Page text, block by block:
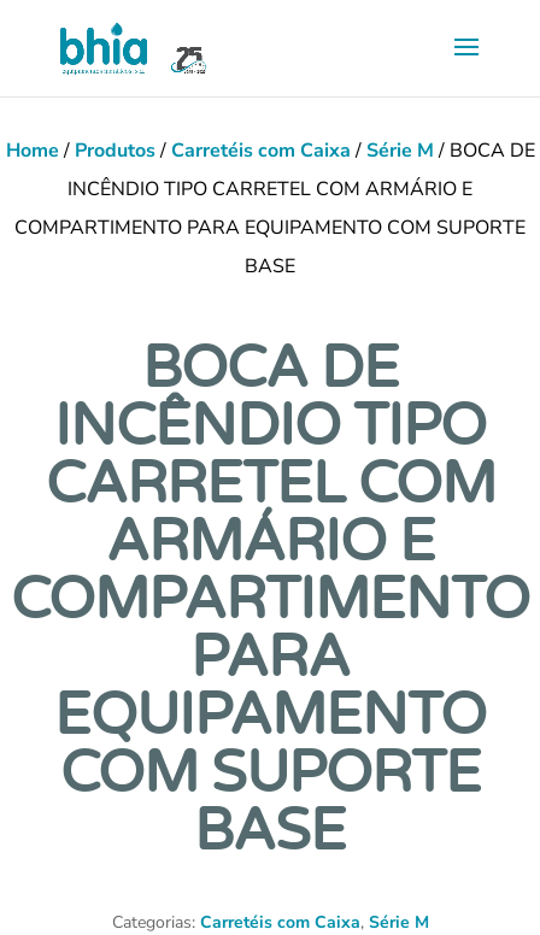
conteúdo
Home/ Produtos/Carretéis com Caixa/Série M/ BOCA DE
INCÊNDIO TIPO CARRETEL COM ARMÁRIO E
COMPARTIMENTO PARA EQUIPAMENTO COM SUPORTE
BASE
BOCA DE
INCÊNDIO TIPO
CARRETEL COM
ARMÁRIO E
COMPARTIMENTO
PARA
EQUIPAMENTO
COM SUPORTE
BASE
Categorias: Carretéis com Caixa, Série M